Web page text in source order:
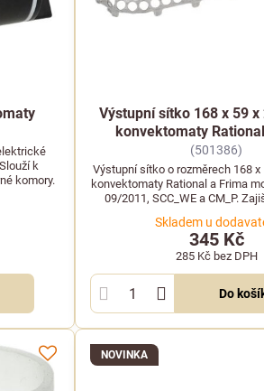
k
komory.
Výstupní sítko 168 x 59
konvektomaty
(501386)
Výstupní sítko o rozměrech 168 x
konvektomaty Rational a Frima
09/2011, SCC_WE a CM_P.
Skladem u
345 Kč
285 Kč bez DPH
Do
NOVINKA